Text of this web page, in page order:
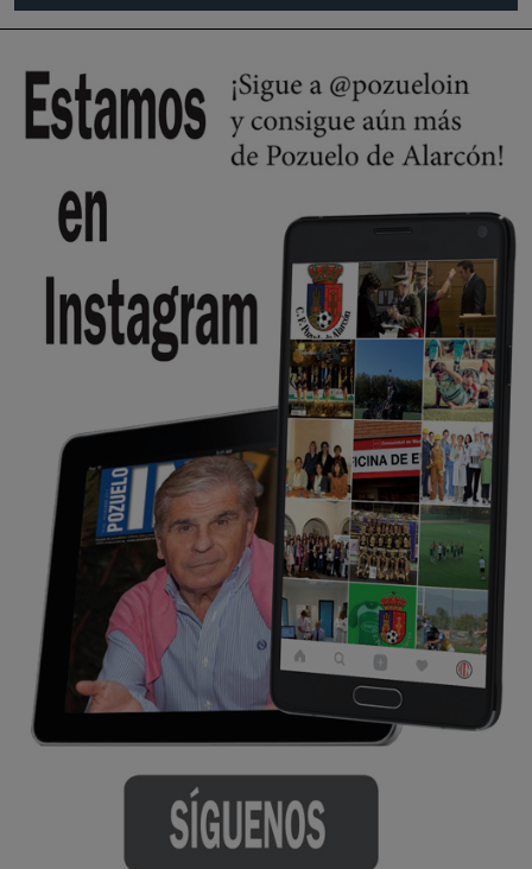
Pozuelo de Alarcón
Wayne Rooney era el comisario de pozuelo?
Pozuelo de Alarcón
🔴 EXCLUSIVA | El comisario de la …